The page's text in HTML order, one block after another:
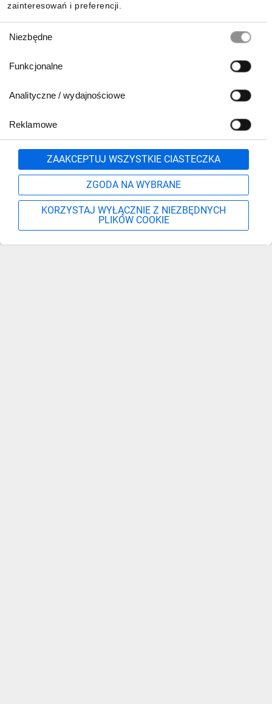
zainteresowań i preferencji.
zgody
Niezbędne
Funkcjonalne
Analityczne / wydajnościowe
Reklamowe
ZAAKCEPTUJ WSZYSTKIE CIASTECZKA
ZGODA NA WYBRANE
KORZYSTAJ WYŁĄCZNIE Z NIEZBĘDNYCH
PLIKÓW COOKIE